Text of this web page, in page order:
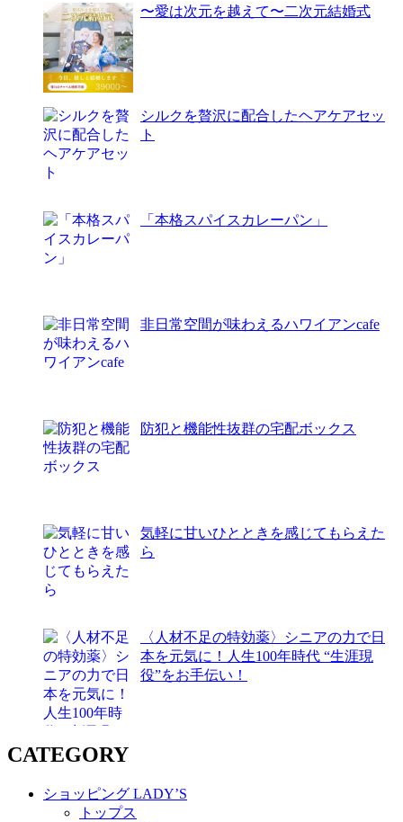
〜愛は次元を越えて〜二次元結婚式
シルクを贅沢に配合したヘアケアセッ
ト
「本格スパイスカレーパン」
非日常空間が味わえるハワイアンcafe
防犯と機能性抜群の宅配ボックス
気軽に甘いひとときを感じてもらえた
ら
〈人材不足の特効薬〉シニアの力で日
本を元気に！人生100年時代 “生涯現
役”をお手伝い！
CATEGORY
ショッピング LADY’S
トップス